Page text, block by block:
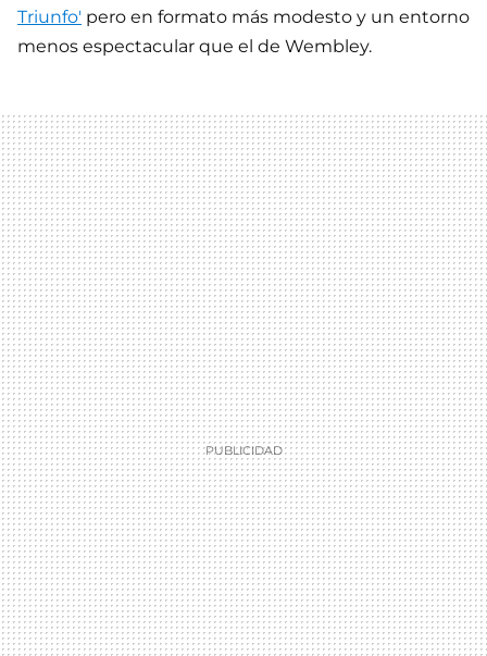
Triunfo' pero en formato más modesto y un entorno
menos espectacular que el de Wembley.